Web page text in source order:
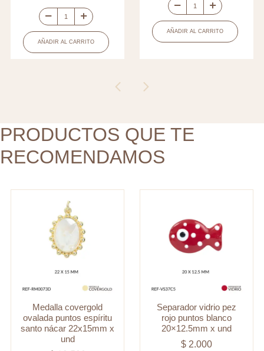
Medalla
covergold
ovalada
22x15mm
x
und
AÑADIR AL CARRITO
Separador
vidrio
pez
und
AÑADIR AL CARRITO
PRODUCTOS QUE TE
RECOMENDAMOS
Medalla covergold
ovalada puntos espíritu
santo nácar 22x15mm x
und
Separador vidrio pez
rojo puntos blanco
20×12.5mm x und
$ 2.000